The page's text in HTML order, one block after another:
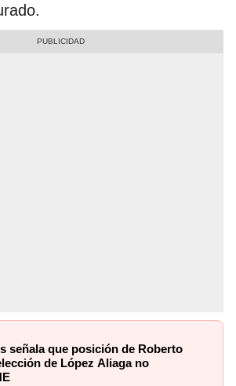
señala que posición de Roberto
de López Aliaga no